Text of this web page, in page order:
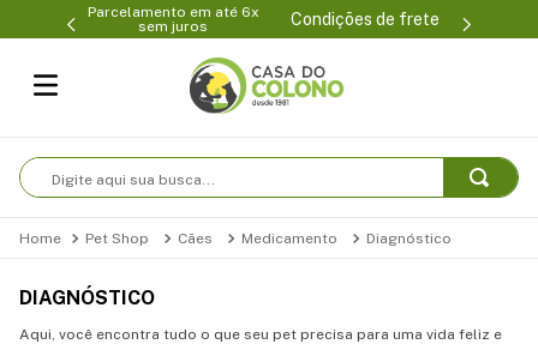
Parcelamento em até 6x
sem juros
Condições de frete
Digite aqui sua busca...
Pet Shop Cães Medicamento Diagnóstico
DIAGNÓSTICO
Aqui, você encontra tudo o que seu pet precisa para uma vida feliz e